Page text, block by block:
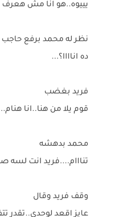
يييوه..هو انا مش هعرف
نظر له محمد برفع حاجب
ده اناااا؟...
فريد بغضب
قوم يلا من هنا..انا
محمد بدهشه
تنااام....فريد انت لسه
وقف فريد وقال
عايز اقعد لوحدي..تقدر